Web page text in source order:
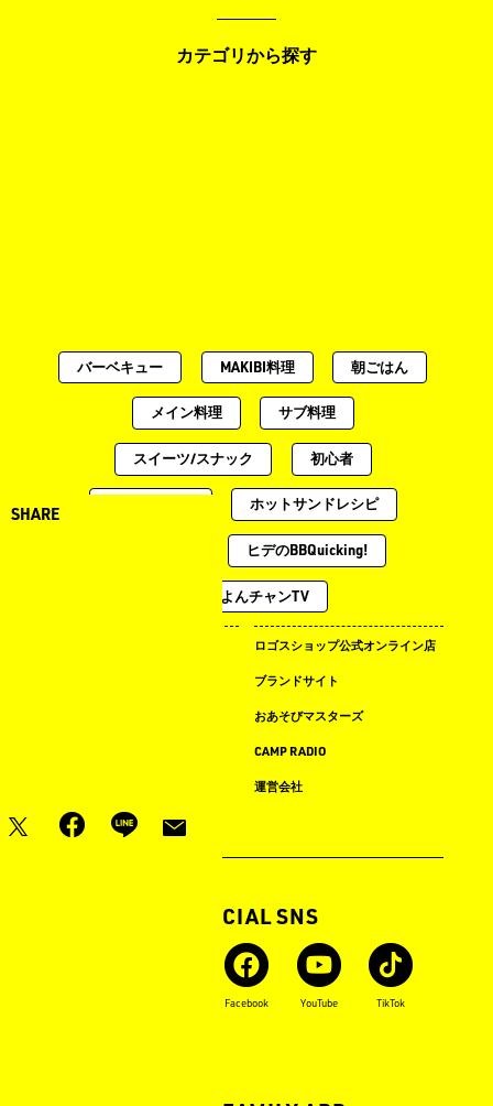
SHARE
カテゴリから探す
バーベキュー MAKIBI料理 朝ごはん
メイン料理 サブ料理
スイーツ/スナック 初心者
ホットサンドレシピ
ヒデのBBQuicking!
土曜のよんチャンTV
月刊LOGOS
ロゴスショップ公式オンライン店
ブランドサイト
おあそびマスターズ
CAMP RADIO
運営会社
OFFICIAL SNS
Facebook YouTube TikTok